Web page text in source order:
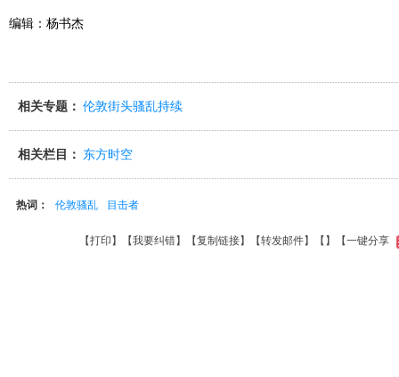
编辑：杨书杰
相关专题： 伦敦街头骚乱持续
相关栏目： 东方时空
热词： 伦敦骚乱 目击者
【打印 】【我要纠错】【复制链接】【转发邮件】【 】 【一键分享